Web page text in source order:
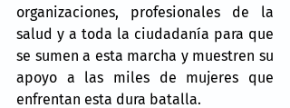
organizaciones, profesionales de la
salud y a toda la ciudadanía para que
se sumen a esta marcha y muestren su
apoyo a las miles de mujeres que
enfrentan esta dura batalla.